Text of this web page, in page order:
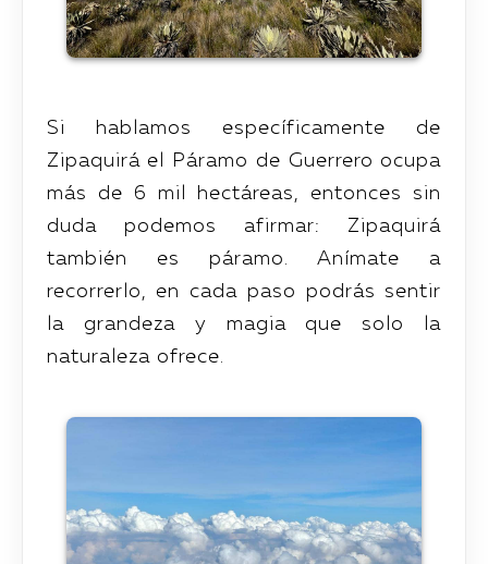
Si hablamos específicamente de
Zipaquirá el Páramo de Guerrero ocupa
más de 6 mil hectáreas, entonces sin
duda podemos afirmar: Zipaquirá
también es páramo. Anímate a
recorrerlo, en cada paso podrás sentir
la grandeza y magia que solo la
naturaleza ofrece.